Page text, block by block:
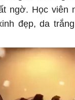
ngờ. Học viên
đẹp, da